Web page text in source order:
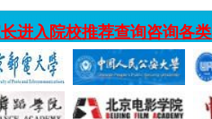
进入院校推荐查询咨询各